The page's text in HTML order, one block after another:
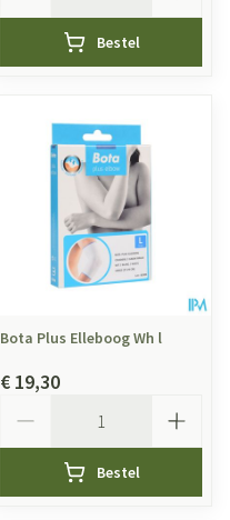
Bestel
Bota Plus Elleboog Wh l
€ 19,30
Bestel